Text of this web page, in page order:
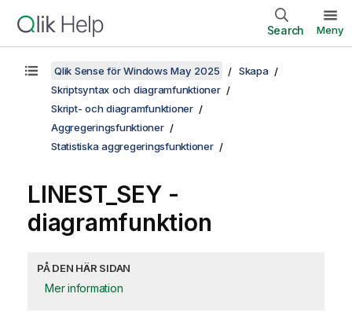
Search Meny
Qlik Sense för Windows May 2025
Skapa
Skriptsyntax och diagramfunktioner
Skript- och diagramfunktioner
Aggregeringsfunktioner
Statistiska aggregeringsfunktioner
LINEST_SEY -
diagramfunktion
PÅ DEN HÄR SIDAN
Mer information